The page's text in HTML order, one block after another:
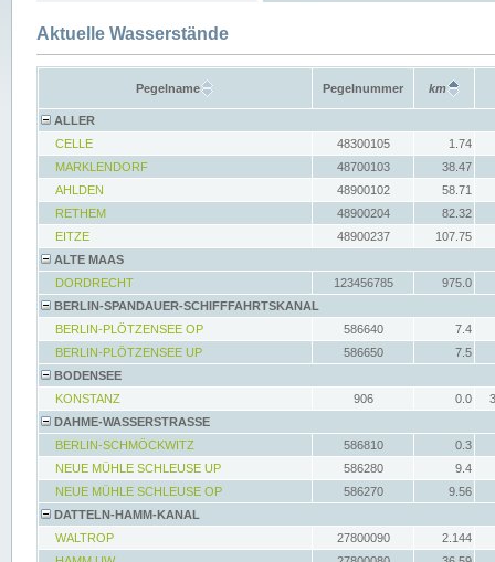
Aktuelle Wasserstände
Pegelname Pegelnummer km
ALLER
CELLE
48300105
1.74
MARKLENDORF
48700103
38.47
AHLDEN
48900102
58.71
RETHEM
48900204
82.32
EITZE
48900237
107.75
ALTE MAAS
DORDRECHT
123456785
975.0
BERLIN-SPANDAUER-SCHIFFFAHRTSKANAL
BERLIN-PLÖTZENSEE OP
586640
7.4
BERLIN-PLÖTZENSEE UP
586650
7.5
BODENSEE
KONSTANZ
906 0.0
DAHME-WASSERSTRASSE
BERLIN-SCHMÖCKWITZ
586810
0.3
NEUE MÜHLE SCHLEUSE UP
586280
9.4
NEUE MÜHLE SCHLEUSE OP
586270
9.56
DATTELN-HAMM-KANAL
WALTROP
27800090
2.144